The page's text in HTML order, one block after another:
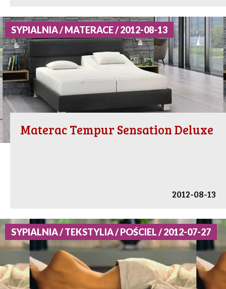
SYPIALNIA / MATERACE / 2012-08-13
Materac Tempur Sensation Deluxe
2012-08-13
SYPIALNIA / TEKSTYLIA / POŚCIEL / 2012-07-27